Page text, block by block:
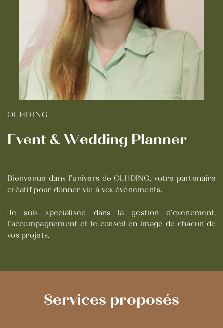
OLHDING
Event & Wedding Planner
Bienvenue dans l'univers de OLHDING, votre partenaire
créatif pour ​donner vie à vos événements.
Je suis spécialisée dans la gestion d’événement,
l’accompagnement et le ​conseil en image de chacun de
vos projets.
Services proposés